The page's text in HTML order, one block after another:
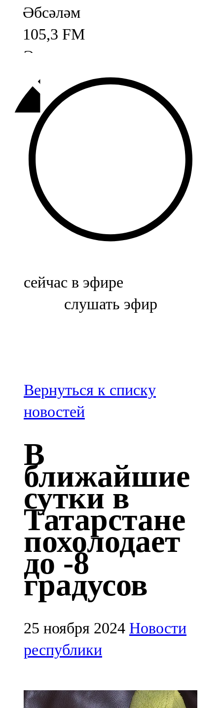
Әбсәләм
105,3 FM
Әлмәт
92,9 FM
Базарлы матак
107,1 FM
Балык бистәсе
104,9 FM
Баулы
107,5 FM
Биләр
Болгар
100,3 FM
Зәй
106,6 FM
Кадыбаш
105,2 FM
Казан
91,5 FM
Кайбыч
106,1 FM
Кама тамагы
71,51 FM
Кукмара
107,9 FM
Лениногорский
102,1 FM
сейчас в эфире
слушать эфир
Вернуться к списку
новостей
В
ближайшие
сутки в
Татарстане
похолодает
до -8
градусов
25 ноября 2024 Новости
республики